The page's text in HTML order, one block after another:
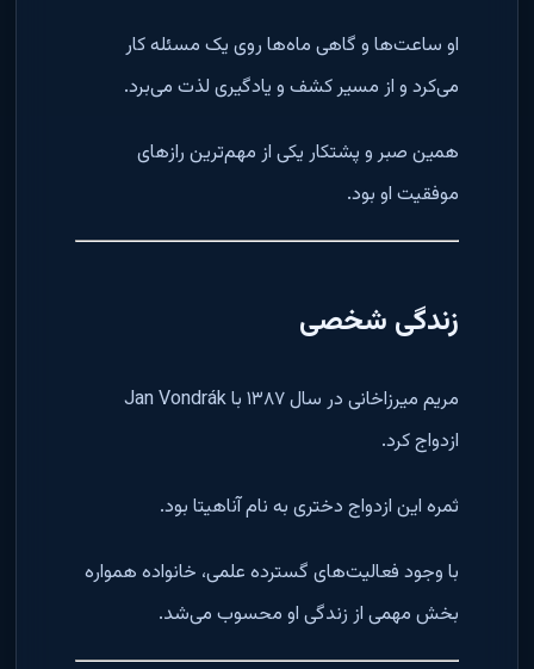
او ساعت‌ها و گاهی ماه‌ها روی یک مسئله کار
می‌کرد و از مسیر کشف و یادگیری لذت می‌برد.
همین صبر و پشتکار یکی از مهم‌ترین رازهای
موفقیت او بود.
زندگی شخصی
مریم میرزاخانی در سال ۱۳۸۷ با Jan Vondrák
ازدواج کرد.
ثمره این ازدواج دختری به نام آناهیتا بود.
با وجود فعالیت‌های گسترده علمی، خانواده همواره
بخش مهمی از زندگی او محسوب می‌شد.